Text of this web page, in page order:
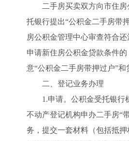
二手房买卖双方向市住房
托银行提出“公积金二手房带
房公积金管理中心审查符合还
申请新住房公积金贷款条件
意“公积金二手房带押过户”和
二、登记业务办理
1.申请。公积金受托银行
不动产登记机构申办二手房“
务，提交一套材料（包括抵